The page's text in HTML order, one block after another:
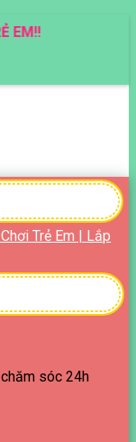
Trẻ Em | Lắp